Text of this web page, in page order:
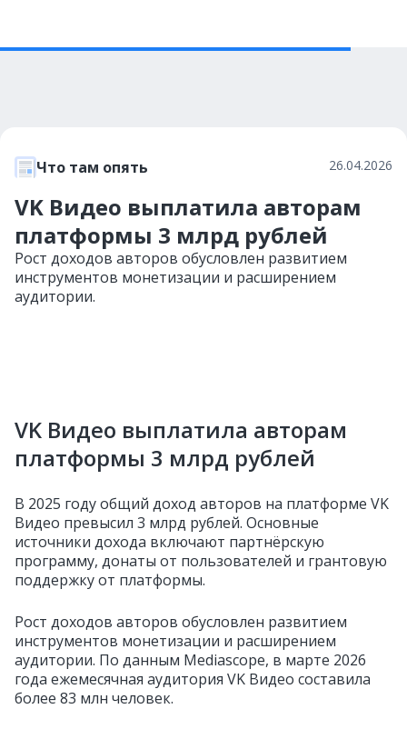
Что там опять 26.04.2026
VK Видео выплатила авторам
платформы 3 млрд рублей
Рост доходов авторов обусловлен развитием
инструментов монетизации и расширением
аудитории.
VK Видео выплатила авторам
платформы 3 млрд рублей
В 2025 году общий доход авторов на платформе VK
Видео превысил 3 млрд рублей. Основные
источники дохода включают партнёрскую
программу, донаты от пользователей и грантовую
поддержку от платформы.
Рост доходов авторов обусловлен развитием
инструментов монетизации и расширением
аудитории. По данным Mediascope, в марте 2026
года ежемесячная аудитория VK Видео составила
более 83 млн человек.